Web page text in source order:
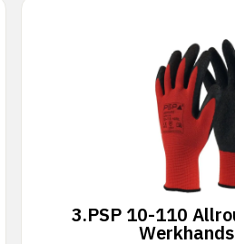
3.PSP 10-110